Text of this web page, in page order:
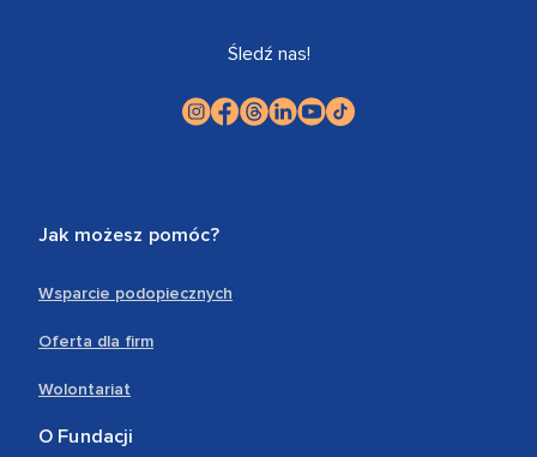
Śledź nas!
Jak możesz pomóc?
Wsparcie podopiecznych
Oferta dla firm
Wolontariat
O Fundacji